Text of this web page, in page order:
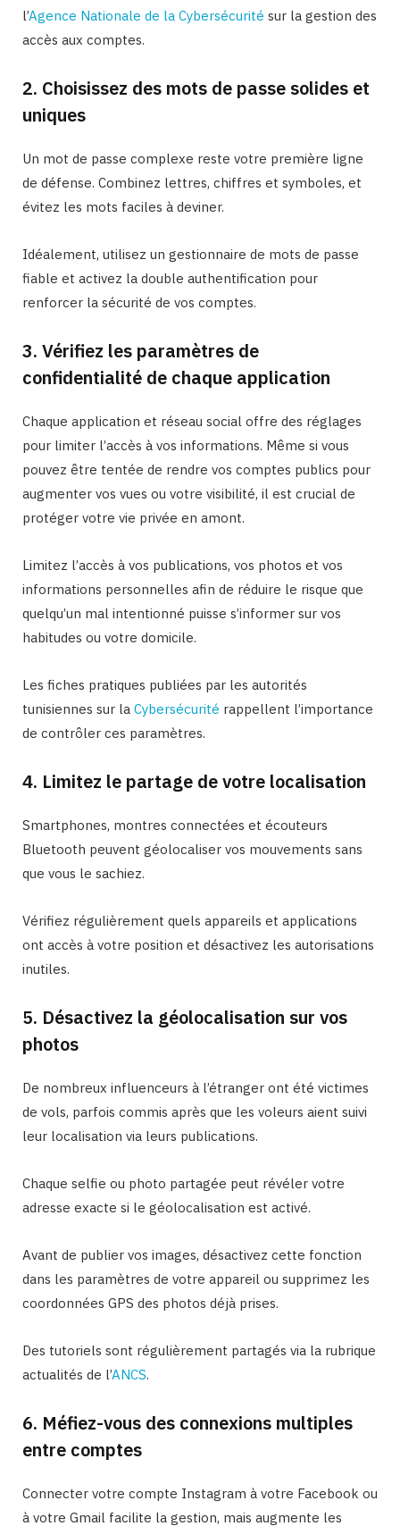
l’Agence Nationale de la Cybersécurité sur la gestion des
accès aux comptes.
2. Choisissez des mots de passe solides et
uniques
Un mot de passe complexe reste votre première ligne
de défense. Combinez lettres, chiffres et symboles, et
évitez les mots faciles à deviner.
Idéalement, utilisez un gestionnaire de mots de passe
fiable et activez la double authentification pour
renforcer la sécurité de vos comptes.
3. Vérifiez les paramètres de
confidentialité de chaque application
Chaque application et réseau social offre des réglages
pour limiter l’accès à vos informations. Même si vous
pouvez être tentée de rendre vos comptes publics pour
augmenter vos vues ou votre visibilité, il est crucial de
protéger votre vie privée en amont.
Limitez l’accès à vos publications, vos photos et vos
informations personnelles afin de réduire le risque que
quelqu’un mal intentionné puisse s’informer sur vos
habitudes ou votre domicile.
Les fiches pratiques publiées par les autorités
tunisiennes sur la Cybersécurité rappellent l’importance
de contrôler ces paramètres.
4. Limitez le partage de votre localisation
Smartphones, montres connectées et écouteurs
Bluetooth peuvent géolocaliser vos mouvements sans
que vous le sachiez.
Vérifiez régulièrement quels appareils et applications
ont accès à votre position et désactivez les autorisations
inutiles.
5. Désactivez la géolocalisation sur vos
photos
De nombreux influenceurs à l’étranger ont été victimes
de vols, parfois commis après que les voleurs aient suivi
leur localisation via leurs publications.
Chaque selfie ou photo partagée peut révéler votre
adresse exacte si le géolocalisation est activé.
Avant de publier vos images, désactivez cette fonction
dans les paramètres de votre appareil ou supprimez les
coordonnées GPS des photos déjà prises.
Des tutoriels sont régulièrement partagés via la rubrique
actualités de l’ANCS.
6. Méfiez-vous des connexions multiples
entre comptes
Connecter votre compte Instagram à votre Facebook ou
à votre Gmail facilite la gestion, mais augmente les